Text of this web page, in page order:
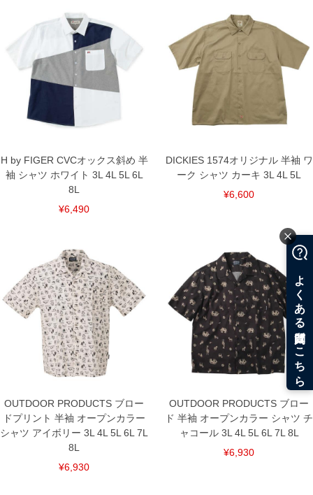
H by FIGER CVCオックス斜め 半
袖 シャツ ホワイト 3L 4L 5L 6L
8L
¥6,490
DICKIES 1574オリジナル 半袖 ワ
ーク シャツ カーキ 3L 4L 5L
¥6,600
OUTDOOR PRODUCTS ブロー
ドプリント 半袖 オープンカラー
シャツ アイボリー 3L 4L 5L 6L 7L
8L
¥6,930
OUTDOOR PRODUCTS ブロー
ド 半袖 オープンカラー シャツ チ
ャコール 3L 4L 5L 6L 7L 8L
¥6,930